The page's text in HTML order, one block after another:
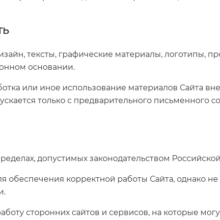
тексты, графические материалы,
основании.
или иное использование материалов Сайта
только с предварительного письменного
допустимых законодательством
корректной работы Сайта, однако
сторонних сайтов и сервисов, на которые